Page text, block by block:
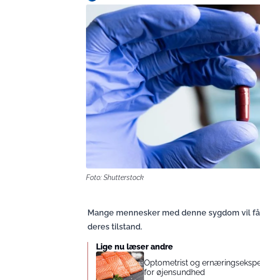
Foto: Shutterstock
Mange mennesker med denne sygdom vil
deres tilstand.
Lige nu læser andre
Optometrist og
for øjensundhed